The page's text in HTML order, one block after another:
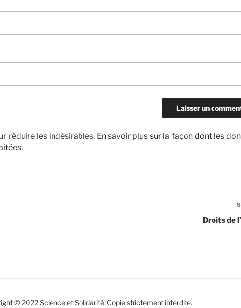
réduire les indésirables. En savoir plus sur la façon dont les
.
Droits de
© 2022 Science et Solidarité. Copie strictement interdite.